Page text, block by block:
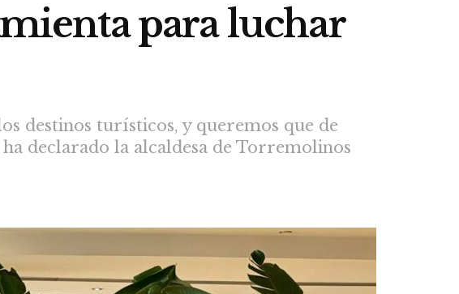
para luchar
destinos turísticos, y queremos que de
declarado la alcaldesa de Torremolinos